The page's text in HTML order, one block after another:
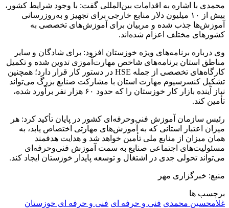
محمدی با اشاره به اقدامات بین‌المللی گفت: با وجود شرایط کشور،
بیش از ۱۰ میلیون دلار منابع خارجی برای تجهیز و به‌روزرسانی
آموزش‌ها جذب شده و مربیان برای آموزش‌های تخصصی به
کشورهای مختلف اعزام شده‌اند.
وی درباره برنامه‌های ویژه خوزستان افزود: برای شادگان و سایر
مناطق استان برنامه‌های شاخص مهارت‌آموزی تدوین شده و تکمیل
کارگاه‌های تخصصی از جمله HSE در دستور کار قرار دارد؛ همچنین
تشکیل کنسرسیوم مهارت استان با مشارکت صنایع بزرگ می‌تواند
نیاز آینده بازار کار خوزستان را که حدود ۶۰ هزار نفر برآورد شده،
تأمین کند.
رئیس سازمان آموزش فنی‌وحرفه‌ای کشور در پایان تأکید کرد: هر
میزان اعتبار استانی که به آموزش‌های مهارتی اختصاص یابد، به
همان میزان از منابع ملی تأمین خواهد شد و هدایت هدفمند
مسئولیت‌های اجتماعی صنایع به سمت آموزش فنی‌وحرفه‌ای
می‌تواند تحولی جدی در اشتغال و توسعه پایدار خوزستان ایجاد کند.
منبع: خبرگزاری مهر
برچسب ها
غلامحسین محمدی فنی و حرفه ای فنی و حرفه ای خوزستان